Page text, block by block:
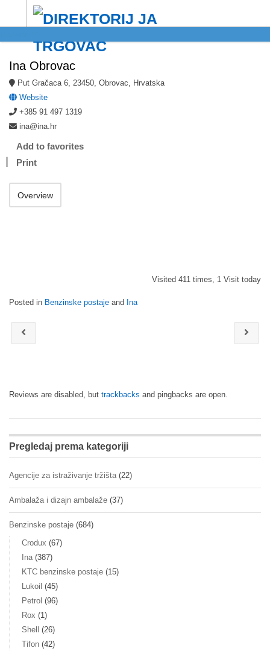
Ina Obrovac
Put Gračaca 6, 23450, Obrovac, Hrvatska
Website
+385 91 497 1319
ina@ina.hr
Add to favorites
Print
Overview
Visited 411 times, 1 Visit today
Posted in Benzinske postaje and Ina
Reviews are disabled, but trackbacks and pingbacks are open.
Pregledaj prema kategoriji
Agencije za istraživanje tržišta(22)
Ambalaža i dizajn ambalaže (37)
Benzinske postaje (684)
Crodux (67)
Ina(387)
KTC benzinske postaje (15)
Lukoil (45)
Petrol (96)
Rox (1)
Shell
(26)
Tifon (42)